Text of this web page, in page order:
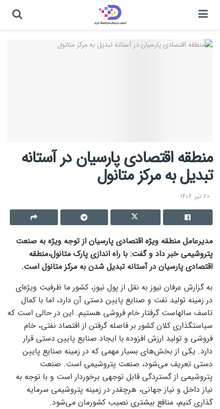
منطقه اقتصادی پارسیان در آستانه
تبدیل به مرکز متانول
20 تیر 1402
مدیرعامل منطقه ویژه اقتصادی پارسیان از توجه ویژه به صنعت
پتروشیمی خبر داد و گفت: با راه اندازی پارک متانول،منطقه
اقتصادی پارسیان در آستانه تبدیل شدن به مرکز متانول است.
به گزارش عرفان نیوز به نقل از پول نیوز، کشور ما ظرفیت ویژه‌ای
در زمینه تولید نفت و صنایع پایین دستی آن دارد، اما با کمال
تاسف سالهاست گرفتار خام فروشی هستیم. این در حالی است که
سیاستگذاری کلان کشور بر فاصله گرفتن از اقتصاد نفتی، خام
فروشی و تولید ارزش افزوده با ایجاد صنایع پایین دستی قرار
دارد. یکی از بخش‌های بسیار مهمی که در زمینه صنایع پایین
دستی تعریف می‌شود، صنعت پتروشیمی است. صنعت
پتروشیمی از گستردگی قابل توجهی برخوردار است و با توجه به
نیاز داخل و نیاز جهانی، هرچقدر در زمینه پتروشیمی سرمایه
گذاری کنیم، منافع بیشتری نصیب کشورمان می‌شود.